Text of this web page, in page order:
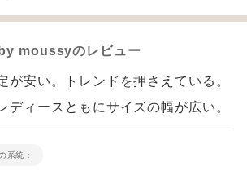
moussyのレビュー
が安い。トレンドを押さえている。
ディースともにサイズの幅が広い。
系統：